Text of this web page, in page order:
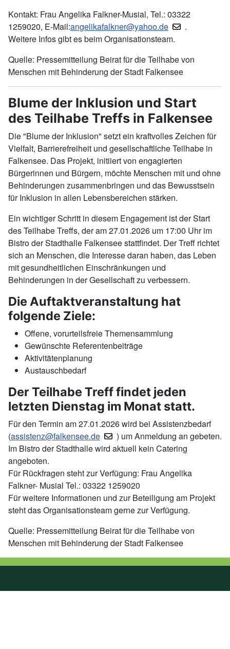
Kontakt: Frau Angelika Falkner-Musial, Tel.: 03322
1259020, E-Mail:angelikafalkner@yahoo.de
.
Weitere Infos gibt es beim Organisationsteam.
Quelle: Pressemitteilung Beirat für die Teilhabe von
Menschen mit Behinderung der Stadt Falkensee
Blume der Inklusion und Start
des Teilhabe Treffs in Falkensee
Die "Blume der Inklusion" setzt ein kraftvolles Zeichen für
Vielfalt, Barrierefreiheit und gesellschaftliche Teilhabe in
Falkensee. Das Projekt, initiiert von engagierten
Bürgerinnen und Bürgern, möchte Menschen mit und ohne
Behinderungen zusammenbringen und das Bewusstsein
für Inklusion in allen Lebensbereichen stärken.
Ein wichtiger Schritt in diesem Engagement ist der Start
des Teilhabe Treffs, der am 27.01.2026 um 17:00 Uhr im
Bistro der Stadthalle Falkensee stattfindet. Der Treff richtet
sich an Menschen, die Interesse daran haben, das Leben
mit gesundheitlichen Einschränkungen und
Behinderungen in der Gesellschaft zu verbessern.
Die Auftaktveranstaltung hat
folgende Ziele:
Offene, vorurteilsfreie Themensammlung
Gewünschte Referentenbeiträge
Aktivitätenplanung
Austauschbedarf
Der Teilhabe Treff findet jeden
letzten Dienstag im Monat statt.
Für den Termin am 27.01.2026 wird bei Assistenzbedarf
(assistenz@falkensee.de
) um Anmeldung an gebeten.
Im Bistro der Stadthalle wird aktuell kein Catering
angeboten.
Für Rückfragen steht zur Verfügung: Frau Angelika
Falkner- Musial Tel.: 03322 1259020
Für weitere Informationen und zur Beteiligung am Projekt
steht das Organisationsteam gerne zur Verfügung.
Quelle: Pressemitteilung Beirat für die Teilhabe von
Menschen mit Behinderung der Stadt Falkensee